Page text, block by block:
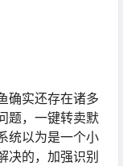
确实还存在诸多
题，一键转卖默
统以为是一个小
决的，加强识别